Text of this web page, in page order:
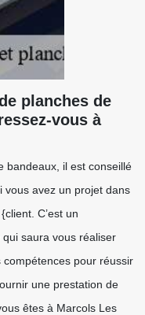
planches de
vous à
bandeaux, il est conseillé
vous avez un projet dans
C’est un
saura vous réaliser
pour réussir
une prestation de
êtes à Marcols Les